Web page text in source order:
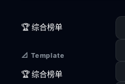
🏆 综合榜单
📐 Template
🏆 综合榜单